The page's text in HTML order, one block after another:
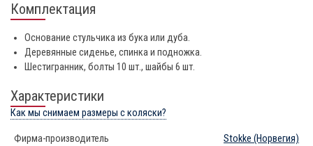
Комплектация
Основание стульчика из бука или дуба.
Деревянные сиденье, спинка и подножка.
Шестигранник, болты 10 шт., шайбы 6 шт.
Характеристики
Как мы снимаем размеры с коляски?
Фирма-производитель Stokke (Норвегия)